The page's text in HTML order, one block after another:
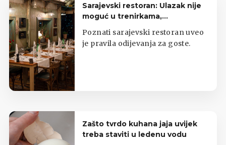
Sarajevski restoran: Ulazak nije
moguć u trenirkama,
potkošuljama i japankama
Poznati sarajevski restoran uveo
je pravila odijevanja za goste.
Zašto tvrdo kuhana jaja uvijek
treba staviti u ledenu vodu